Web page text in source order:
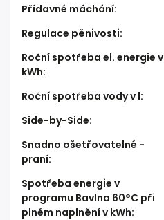
Přídavné máchání:
Regulace pěnivosti:
Roční spotřeba el. energie v
kWh:
Roční spotřeba vody v l:
Side-by-Side:
Snadno ošetřovatelné -
praní:
Spotřeba energie v
programu Bavlna 60°C při
plném naplnění v kWh: